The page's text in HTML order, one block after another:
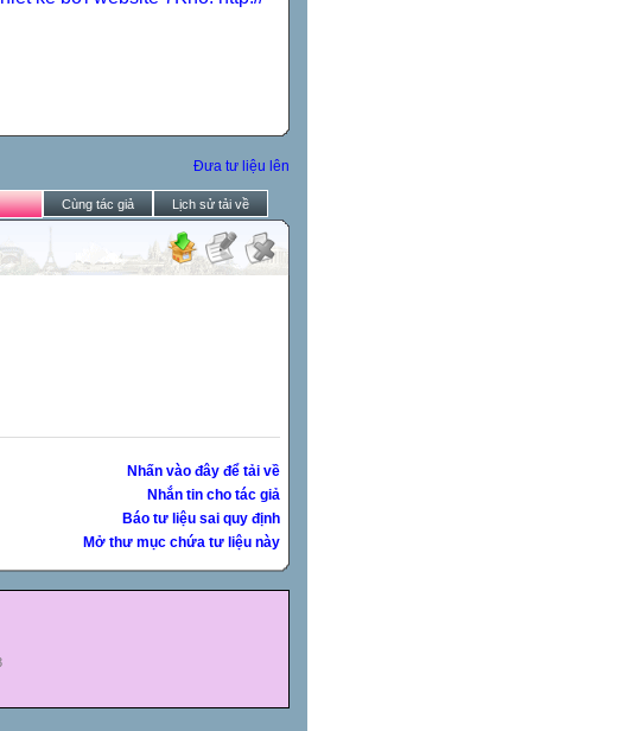
Đưa tư liệu lên
Cùng tác giả Lịch sử tải về
Nhấn vào đây để tải về
Nhắn tin cho tác giả
Báo tư liệu sai quy định
Mở thư mục chứa tư liệu này